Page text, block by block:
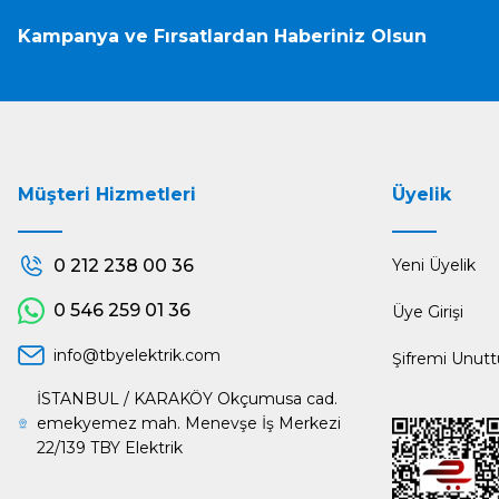
Kampanya ve Fırsatlardan Haberiniz Olsun
Müşteri Hizmetleri
0 212 238 00 36
0 546 259 01 36
info@tbyelektrik.com
İSTANBUL / KARAKÖY Okçumusa cad.
emekyemez mah. Menevşe İş Merkezi
22/139 TBY Elektrik
Üyelik
Yeni Üyelik
Üye Girişi
Şifremi